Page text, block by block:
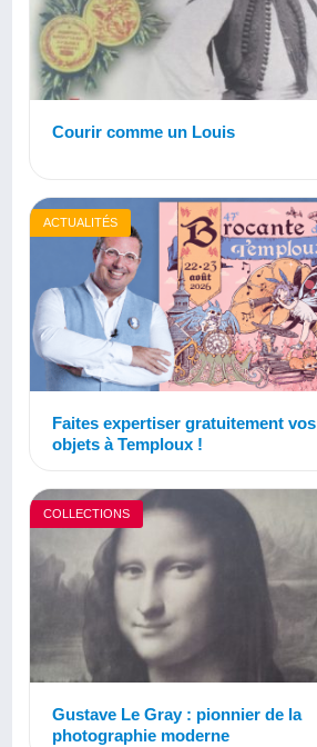
Courir comme un Louis
ACTUALITÉS
Faites expertiser gratuitement vos
objets à Temploux !
COLLECTIONS
Gustave Le Gray : pionnier de la
photographie moderne